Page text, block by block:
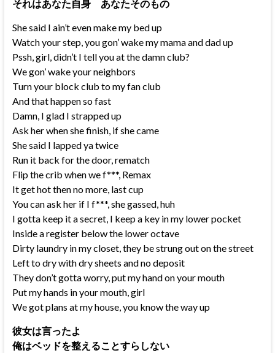
それはあなた自身 あなたそのもの
She said I ain’t even make my bed up
Watch your step, you gon’ wake my mama and dad up
Pssh, girl, didn’t I tell you at the damn club?
We gon’ wake your neighbors
Turn your block club to my fan club
And that happen so fast
Damn, I glad I strapped up
Ask her when she finish, if she came
She said I lapped ya twice
Run it back for the door, rematch
Flip the crib when we f***, Remax
It get hot then no more, last cup
You can ask her if I f***, she gassed, huh
I gotta keep it a secret, I keep a key in my lower pocket
Inside a register below the lower octave
Dirty laundry in my closet, they be strung out on the street
Left to dry with dry sheets and no deposit
They don’t gotta worry, put my hand on your mouth
Put my hands in your mouth, girl
We got plans at my house, you know the way up
彼女は言ったよ
俺はベッドを整えることすらしない